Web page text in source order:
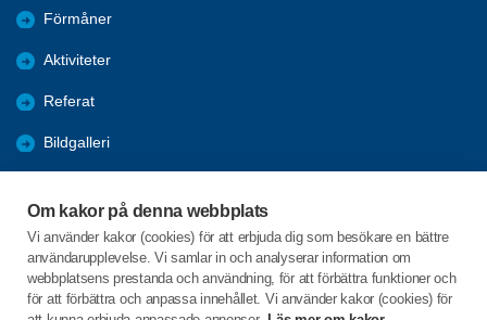
Om kakor på denna webbplats
Vi använder kakor (cookies) för att erbjuda dig som besökare en bättre
användarupplevelse. Vi samlar in och analyserar information om
webbplatsens prestanda och användning, för att förbättra funktioner och
för att förbättra och anpassa innehållet. Vi använder kakor (cookies) för
Förmåner
Aktiviteter
Referat
Bildgalleri
Engagera DIG i vår förening